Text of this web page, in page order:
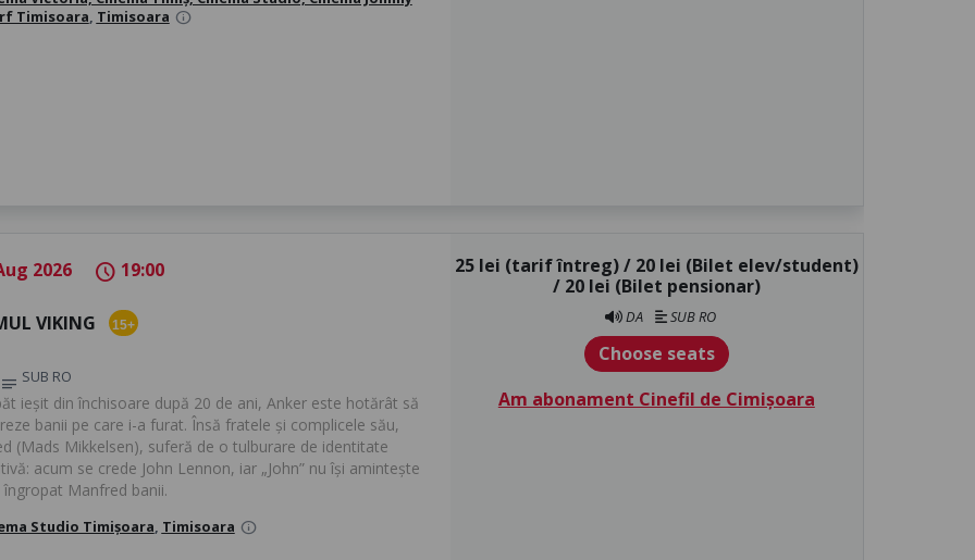
Timisoara, Timisoara info
2026 schedule 19:00
VIKING 15+
notes SUB RO
ieșit din închisoare după 20 de ani, Anker este hotărât să
banii pe care i-a furat. Însă fratele și complicele său,
(Mads Mikkelsen), suferă de o tulburare de identitate
acum se crede John Lennon, iar „John” nu își amintește
îngropat Manfred banii.
Studio Timișoara Timisoara info
25 lei (tarif întreg) / 20 lei (Bilet elev/student)
/ 20 lei (Bilet pensionar)
DA SUB RO
Choose seats
Am abonament Cinefil de Cimișoara